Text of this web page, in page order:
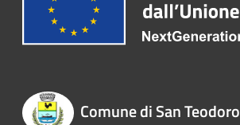
Comune di San Teodoro